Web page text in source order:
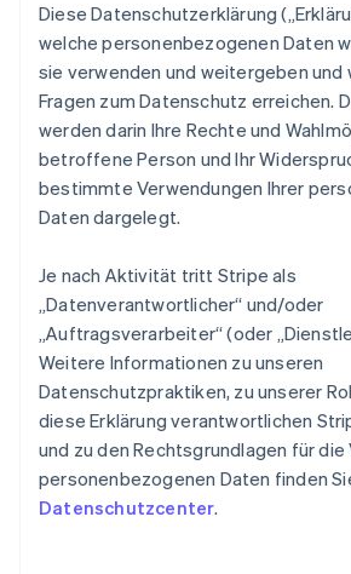
Diese Datenschutzerklärung
welche personenbezogenen Daten
sie verwenden und weitergeben und
Fragen zum Datenschutz erreichen.
werden darin Ihre Rechte und
betroffene Person und Ihr
bestimmte Verwendungen Ihrer
Daten dargelegt.
Je nach Aktivität tritt Stripe als
„Datenverantwortlicher“ und/oder
„Auftragsverarbeiter“ (oder
Weitere Informationen zu unseren
Datenschutzpraktiken, zu unserer
diese Erklärung verantwortlichen
und zu den Rechtsgrundlagen für
personenbezogenen Daten finden
Datenschutzcenter.